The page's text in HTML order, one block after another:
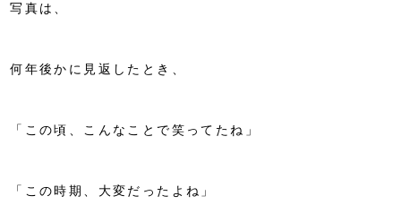
写真は、
何年後かに見返したとき、
「この頃、こんなことで笑ってたね」
「この時期、大変だったよね」